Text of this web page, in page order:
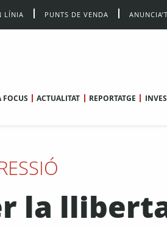
LÍNIA PUNTS DE VENDA ANUNCIA’T
FOCUS ACTUALITAT REPORTATGE
la